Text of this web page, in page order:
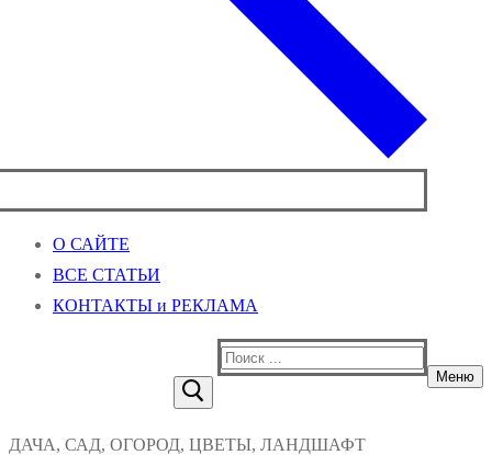
О САЙТЕ
ВСЕ СТАТЬИ
КОНТАКТЫ и РЕКЛАМА
Найти:
Меню
ДАЧА, САД, ОГОРОД, ЦВЕТЫ, ЛАНДШАФТ